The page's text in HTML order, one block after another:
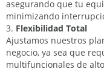
asegurando que tu
minimizando
Flexibilidad Total
Ajustamos nuestros
negocio, ya sea que
multifuncionales de